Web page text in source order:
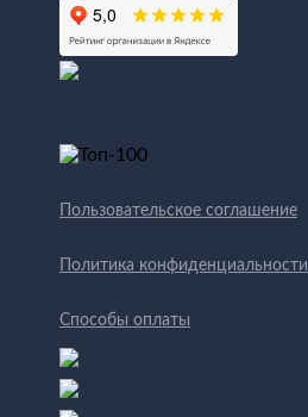
Пользовательское соглашение
Политика конфиденциальности
Способы оплаты